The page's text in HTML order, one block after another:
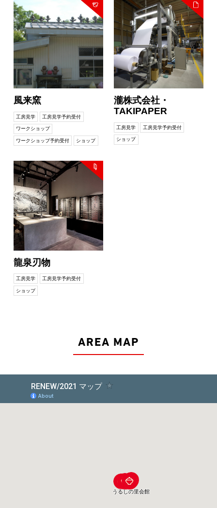
風来窯
工房見学 工房見学予約受付
ワークショップ
ワークショップ予約受付 ショップ
瀧株式会社・
TAKIPAPER
工房見学 工房見学予約受付
ショップ
龍泉刃物
工房見学 工房見学予約受付
ショップ
AREA MAP